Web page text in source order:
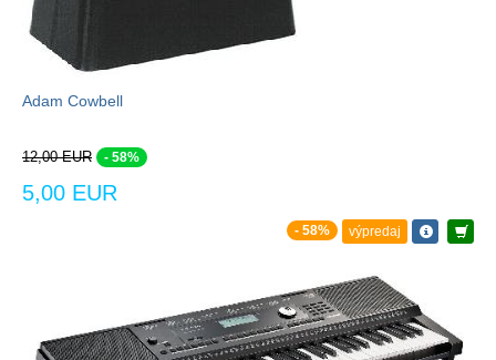
Adam Cowbell
12,00 EUR - 58%
5,00 EUR
- 58% výpredaj